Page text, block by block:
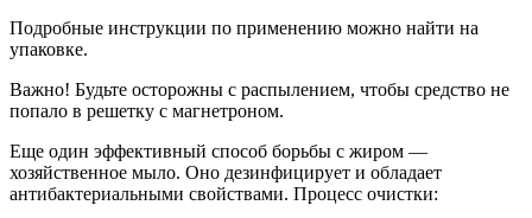
Подробные инструкции по применению можно найти на
упаковке.
Важно! Будьте осторожны с распылением, чтобы средство не
попало в решетку с магнетроном.
Еще один эффективный способ борьбы с жиром —
хозяйственное мыло. Оно дезинфицирует и обладает
антибактериальными свойствами. Процесс очистки: